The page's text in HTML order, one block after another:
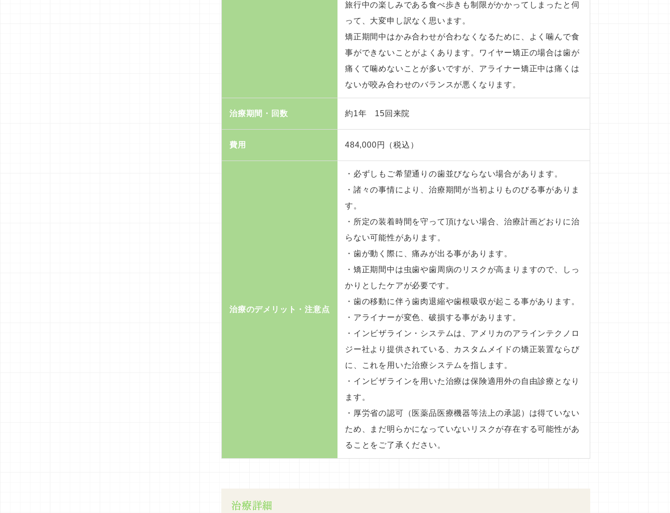
旅行中の楽しみである食べ歩きも制限がかかってしまったと伺
って、大変申し訳なく思います。
矯正期間中はかみ合わせが合わなくなるために、よく噛んで食
事ができないことがよくあります。ワイヤー矯正の場合は歯が
痛くて噛めないことが多いですが、アライナー矯正中は痛くは
ないが咬み合わせのバランスが悪くなります。
治療期間・回数 約1年 15回来院
費用 484,000円（税込）
治療のデメリット・注意点
・必ずしもご希望通りの歯並びならない場合があります。
・諸々の事情により、治療期間が当初よりものびる事がありま
す。
・所定の装着時間を守って頂けない場合、治療計画どおりに治
らない可能性があります。
・歯が動く際に、痛みが出る事があります。
・矯正期間中は虫歯や歯周病のリスクが高まりますので、しっ
かりとしたケアが必要です。
・歯の移動に伴う歯肉退縮や歯根吸収が起こる事があります。
・アライナーが変色、破損する事があります。
・インビザライン・システムは、アメリカのアラインテクノロ
ジー社より提供されている、カスタムメイドの矯正装置ならび
に、これを用いた治療システムを指します。
・インビザラインを用いた治療は保険適用外の自由診療となり
ます。
・厚労省の認可（医薬品医療機器等法上の承認）は得ていない
ため、まだ明らかになっていないリスクが存在する可能性があ
ることをご了承ください。
治療詳細